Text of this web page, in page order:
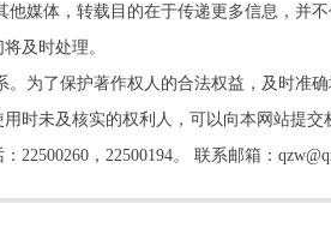
媒体，转载目的在于传递更多信息，并
及时处理。
为了保护著作权人的合法权益，及时准
时未及核实的权利人，可以向本网站提
，22500194。 联系邮箱：